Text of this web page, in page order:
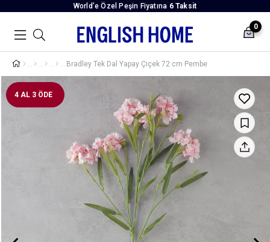
World’e Özel Peşin Fiyatına 6 Taksit
0
Bradley Tek Dal Yapay Çiçek 72 cm Pembe
4 AL 3 ÖDE